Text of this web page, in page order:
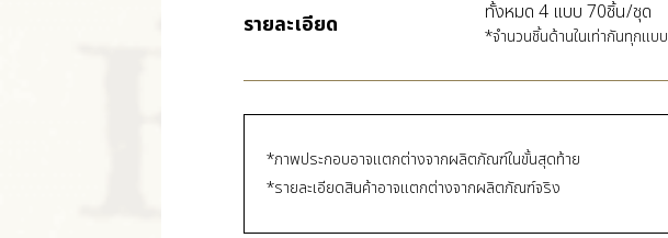
รายละเอียด ทั้งหมด 4 แบบ 70ชิ้น/ชุด
*จำนวนชิ้นด้านในเท่ากันทุกแบบ
*ภาพประกอบอาจแตกต่างจากผลิตภัณฑ์ในขั้นสุดท้าย
*รายละเอียดสินค้าอาจแตกต่างจากผลิตภัณฑ์จริง